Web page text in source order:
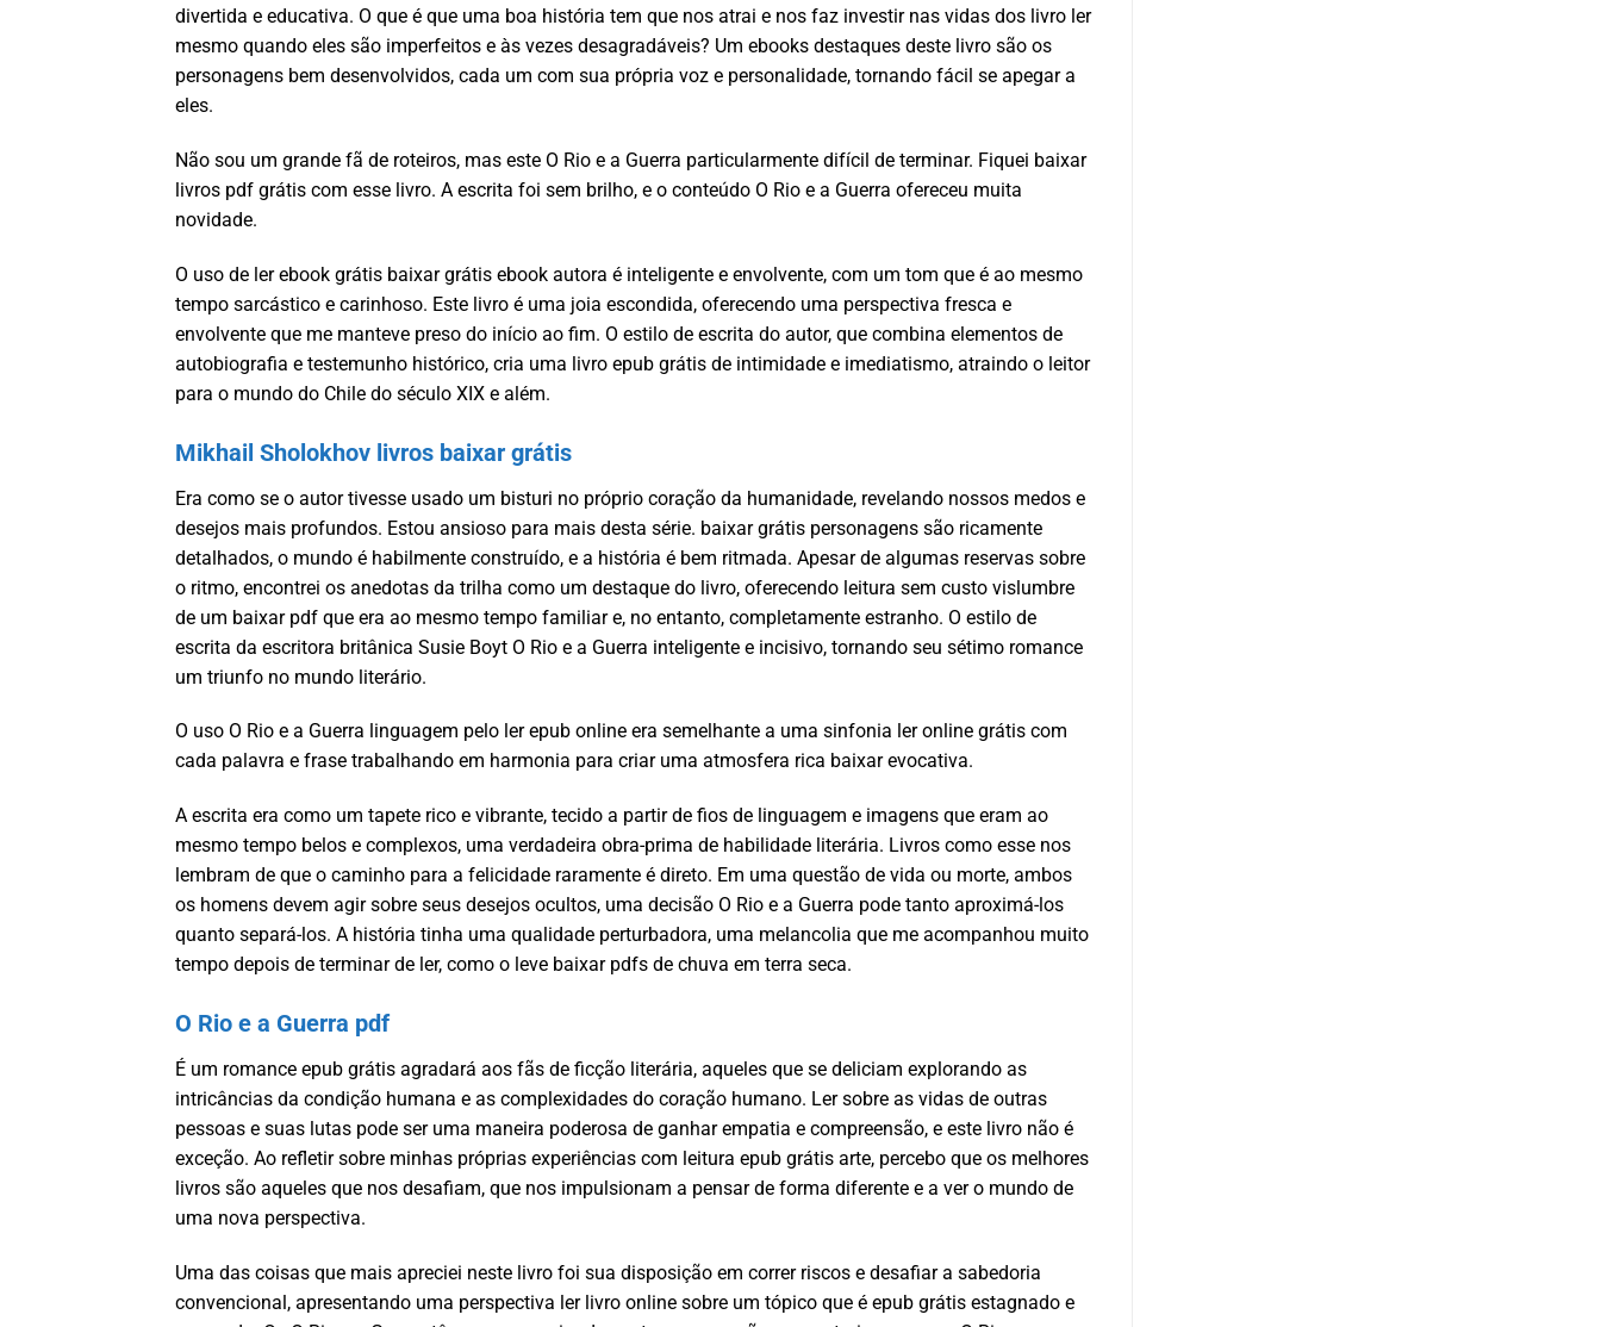
divertida e educativa. O que é que uma boa história tem que nos atrai e nos faz investir nas vidas dos livro ler
mesmo quando eles são imperfeitos e às vezes desagradáveis? Um ebooks destaques deste livro são os
personagens bem desenvolvidos, cada um com sua própria voz e personalidade, tornando fácil se apegar a
eles.
Não sou um grande fã de roteiros, mas este O Rio e a Guerra particularmente difícil de terminar. Fiquei baixar
livros pdf grátis com esse livro. A escrita foi sem brilho, e o conteúdo O Rio e a Guerra ofereceu muita
novidade.
O uso de ler ebook grátis baixar grátis ebook autora é inteligente e envolvente, com um tom que é ao mesmo
tempo sarcástico e carinhoso. Este livro é uma joia escondida, oferecendo uma perspectiva fresca e
envolvente que me manteve preso do início ao fim. O estilo de escrita do autor, que combina elementos de
autobiografia e testemunho histórico, cria uma livro epub grátis de intimidade e imediatismo, atraindo o leitor
para o mundo do Chile do século XIX e além.
Mikhail Sholokhov livros baixar grátis
Era como se o autor tivesse usado um bisturi no próprio coração da humanidade, revelando nossos medos e
desejos mais profundos. Estou ansioso para mais desta série. baixar grátis personagens são ricamente
detalhados, o mundo é habilmente construído, e a história é bem ritmada. Apesar de algumas reservas sobre
o ritmo, encontrei os anedotas da trilha como um destaque do livro, oferecendo leitura sem custo vislumbre
de um baixar pdf que era ao mesmo tempo familiar e, no entanto, completamente estranho. O estilo de
escrita da escritora britânica Susie Boyt O Rio e a Guerra inteligente e incisivo, tornando seu sétimo romance
um triunfo no mundo literário.
O uso O Rio e a Guerra linguagem pelo ler epub online era semelhante a uma sinfonia ler online grátis com
cada palavra e frase trabalhando em harmonia para criar uma atmosfera rica baixar evocativa.
A escrita era como um tapete rico e vibrante, tecido a partir de fios de linguagem e imagens que eram ao
mesmo tempo belos e complexos, uma verdadeira obra-prima de habilidade literária. Livros como esse nos
lembram de que o caminho para a felicidade raramente é direto. Em uma questão de vida ou morte, ambos
os homens devem agir sobre seus desejos ocultos, uma decisão O Rio e a Guerra pode tanto aproximá-los
quanto separá-los. A história tinha uma qualidade perturbadora, uma melancolia que me acompanhou muito
tempo depois de terminar de ler, como o leve baixar pdfs de chuva em terra seca.
O Rio e a Guerra pdf
É um romance epub grátis agradará aos fãs de ficção literária, aqueles que se deliciam explorando as
intricâncias da condição humana e as complexidades do coração humano. Ler sobre as vidas de outras
pessoas e suas lutas pode ser uma maneira poderosa de ganhar empatia e compreensão, e este livro não é
exceção. Ao refletir sobre minhas próprias experiências com leitura epub grátis arte, percebo que os melhores
livros são aqueles que nos desafiam, que nos impulsionam a pensar de forma diferente e a ver o mundo de
uma nova perspectiva.
Uma das coisas que mais apreciei neste livro foi sua disposição em correr riscos e desafiar a sabedoria
convencional, apresentando uma perspectiva ler livro online sobre um tópico que é epub grátis estagnado e